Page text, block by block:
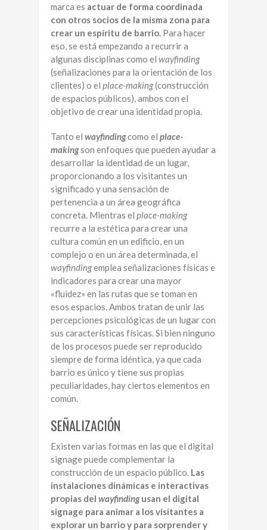
marca es actuar de forma coordinada
con otros socios de la misma zona para
crear un espíritu de barrio. Para hacer
eso, se está empezando a recurrir a
algunas disciplinas como el wayfinding
(señalizaciones para la orientación de los
clientes) o el place-making(construcción
de espacios públicos), ambos con el
objetivo de crear una identidad propia.
Tanto el wayfindingcomo el place-
makingson enfoques que pueden ayudar a
desarrollar la identidad de un lugar,
proporcionando a los visitantes un
significado y una sensación de
pertenencia a un área geográfica
concreta. Mientras el place-making
recurre a la estética para crear una
cultura común en un edificio, en un
complejo o en un área determinada, el
wayfindingemplea señalizaciones físicas e
indicadores para crear una mayor
«fluidez» en las rutas que se toman en
esos espacios. Ambos tratan de unir las
percepciones psicológicas de un lugar con
sus características físicas. Si bien ninguno
de los procesos puede ser reproducido
siempre de forma idéntica, ya que cada
barrio es único y tiene sus propias
peculiaridades, hay ciertos elementos en
común.
SEÑALIZACIÓN
Existen varias formas en las que el digital
signage puede complementar la
construcción de un espacio público. Las
instalaciones dinámicas e interactivas
propias del wayfindingusan el digital
signage para animar a los visitantes a
explorar un barrio y para sorprender y